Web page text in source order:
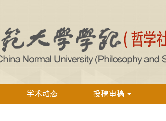
学术动态 投稿审稿